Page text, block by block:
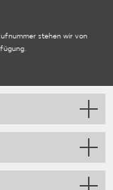
stehen wir von